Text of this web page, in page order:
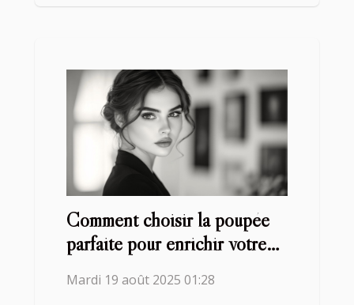
Comment choisir la poupée
parfaite pour enrichir votre
Mardi 19 août 2025 01:28